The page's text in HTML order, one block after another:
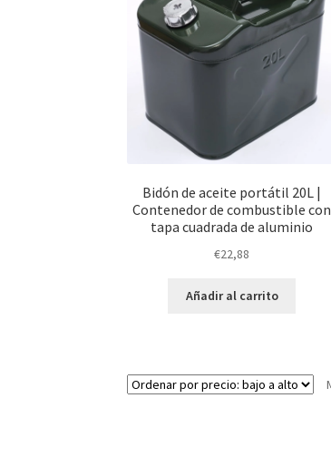
Bidón de aceite portátil 20L |
Contenedor de combustible con
tapa cuadrada de aluminio
€22,88
Añadir al carrito